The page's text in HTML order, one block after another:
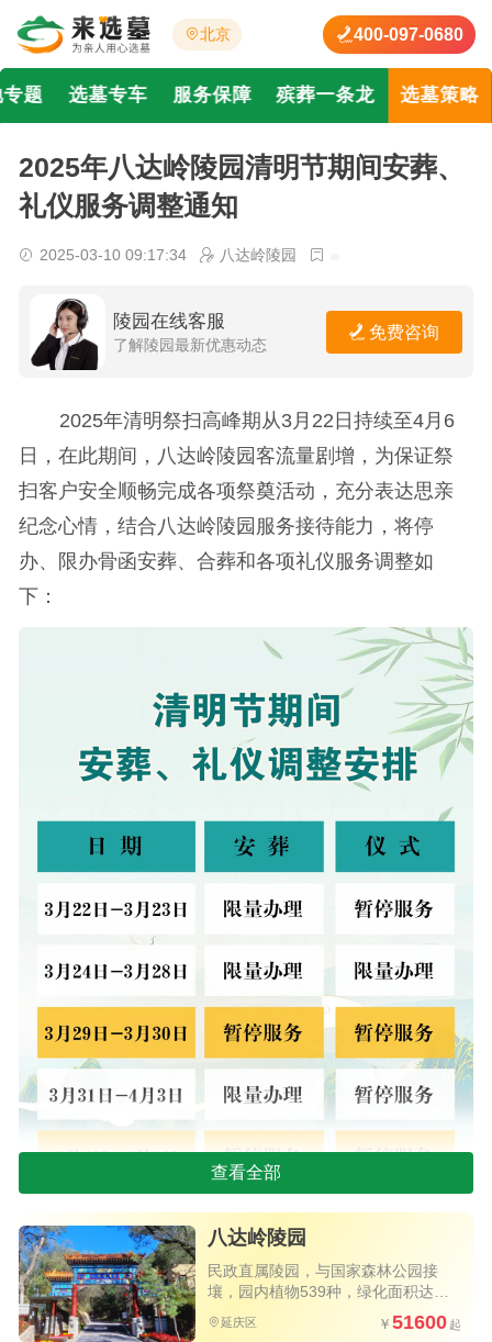
北京 400-097-0680
题 选墓专车 服务保障 殡葬一条龙 选墓策略
2025年八达岭陵园清明节期间安葬、
礼仪服务调整通知
2025-03-10 09:17:34 八达岭陵园
陵园在线客服
了解陵园最新优惠动态
免费咨询
2025年清明祭扫高峰期从3月22日持续至4月6
日，在此期间，八达岭陵园客流量剧增，为保证祭
扫客户安全顺畅完成各项祭奠活动，充分表达思亲
纪念心情，结合八达岭陵园服务接待能力，将停
办、限办骨函安葬、合葬和各项礼仪服务调整如
下：
安葬、礼仪调整安排
清明祭扫高峰日期间停办安葬、合葬及礼仪
服务
查看全部
八达岭陵园
民政直属陵园，与国家森林公园接
壤，园内植物539种，绿化面积达
延庆区 51600